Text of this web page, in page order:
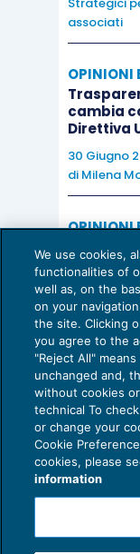
associati
OPINIONI
cambia
Direttiva
30 Giugno
di Milena
OPINIONI
una
15 Giugno
di Milena
We use cookies,
functionalities of
well as, on the
on your
the site. Clicking
you agree to the
"Reject All"
unchanged and,
without cookies
technical To
or change your
Cookie
cookies, please
information